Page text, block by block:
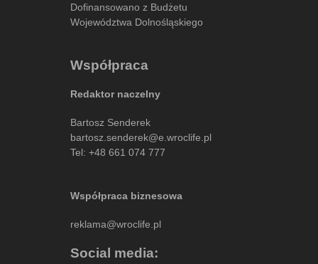
Dofinansowano z Budżetu
Województwa Dolnośląskiego
Współpraca
Redaktor naczelny
Bartosz Senderek
bartosz.senderek@e.wroclife.pl
Tel: +48 661 074 777
Współpraca biznesowa
reklama@wroclife.pl
Social media: